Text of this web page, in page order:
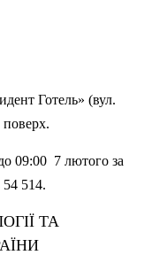
Готель» (вул.
поверх.
09:00 7 лютого за
54 514.
ТА